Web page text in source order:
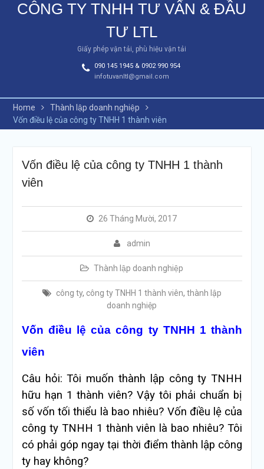
CÔNG TY TNHH TƯ VẤN & ĐẦU
TƯ LTL
Giấy phép vận tải, phù hiệu vận tải
090 145 1945 & 0902 990 954
infotuvanltl@gmail.com
Home
Thành lập doanh nghiệp
Vốn điều lệ của công ty TNHH 1 thành viên
Vốn điều lệ của công ty TNHH 1 thành
viên
26 Tháng Mười, 2017
admin
Thành lập doanh nghiệp
công ty, công ty TNHH 1 thành viên, thành lập
doanh nghiệp
Vốn điều lệ của công ty TNHH 1 thành
viên
Câu hỏi: Tôi muốn thành lập công ty TNHH
hữu hạn 1 thành viên? Vậy tôi phải chuẩn bị
số vốn tối thiểu là bao nhiêu? Vốn điều lệ của
công ty TNHH 1 thành viên là bao nhiêu? Tôi
có phải góp ngay tại thời điểm thành lập công
ty hay không?